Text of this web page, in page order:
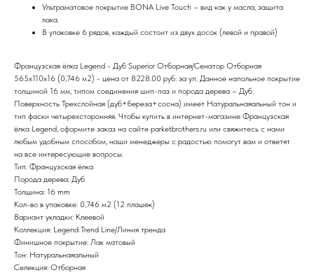
Ультраматовое покрытие BONA Live Touch – вид как у масла, защита
лака.
В упаковке 6 рядов, каждый состоит из двух досок (левой и правой)
Французская ёлка Legend - Дуб Superior Отборная/Сенатор Отборная
565х110х16 (0,746 м2) - цена от 8228.00 руб. за уп. Данное напольное покрытие
толщиной 16 мм, типом соединения шип-паз и порода дерева – Дуб.
Поверхность Трехслойная (дуб+береза+сосна) имеет Натуральнаяальный тон и
тип фаски четырехсторонняя. Чтобы купить в интернет-магазине Французская
ёлка Legend, оформите заказ на сайте parketbrothers.ru или свяжитесь с нами
любым удобным способом, наши менеджеры с радостью помогут вам и ответят
на все интересующие вопросы.
Тип: Французская ёлка
Порода дерева: Дуб
Толщина: 16 mm
Кол-во в упаковке: 0,746 м2 (12 плашек)
Вариант укладки: Клеевой
Коллекция: Legend Trend Line/Линия тренда
Финишное покрытие: Лак матовый
Тон: Натуральнаяальный
Селекция: Отборная